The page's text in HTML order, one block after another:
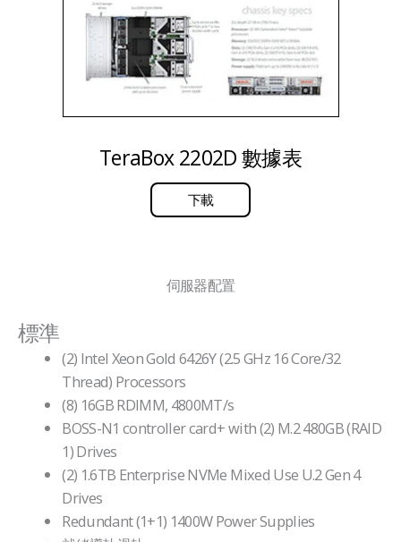
TeraBox 2202D 數據表
下載
伺服器配置
標準
(2) Intel Xeon Gold 6426Y (2.5 GHz 16 Core/32
Thread) Processors
(8) 16GB RDIMM, 4800MT/s
BOSS-N1 controller card+ with (2) M.2 480GB (RAID
1) Drives
(2) 1.6TB Enterprise NVMe Mixed Use U.2 Gen 4
Drives
Redundant (1+1) 1400W Power Supplies